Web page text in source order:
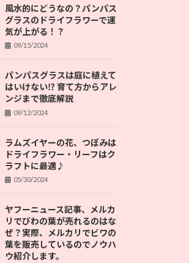
風水的にどうなの？パンパス
グラスのドライフラワーで運
気が上がる！？
09/15/2024
パンパスグラスは庭に植えて
はいけない⁉ 育て方からアレ
ンジまで徹底解説
09/12/2024
ラムズイヤーの花、つぼみは
ドライフラワー・リーフはク
ラフトに最適♪
05/30/2024
ヤフーニュース記事、メルカ
リでびわの葉が売れるのはな
ぜ？実際、メルカリでビワの
葉を販売しているのでノウハ
ウ紹介します。